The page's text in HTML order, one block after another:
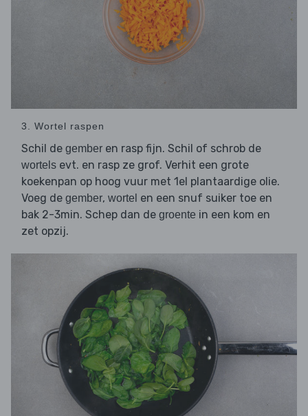
3. Wortel raspen
Schil de gember en rasp fijn. Schil of schrob de
wortels evt. en rasp ze grof. Verhit een grote
koekenpan op hoog vuur met 1el plantaardige olie.
Voeg de gember, wortel en een snuf suiker toe en
bak 2-3min. Schep dan de groente in een kom en
zet opzij.